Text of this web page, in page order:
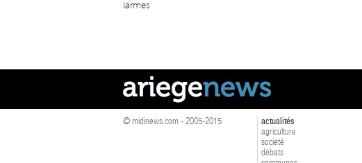
larmes
© midinews.com - 2005-2015
actualités
agriculture
société
débats